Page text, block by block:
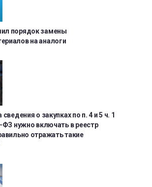
порядок замены
на аналоги
о закупках по п. 4 и 5 ч. 1
ФЗ нужно включать в реестр
отражать такие